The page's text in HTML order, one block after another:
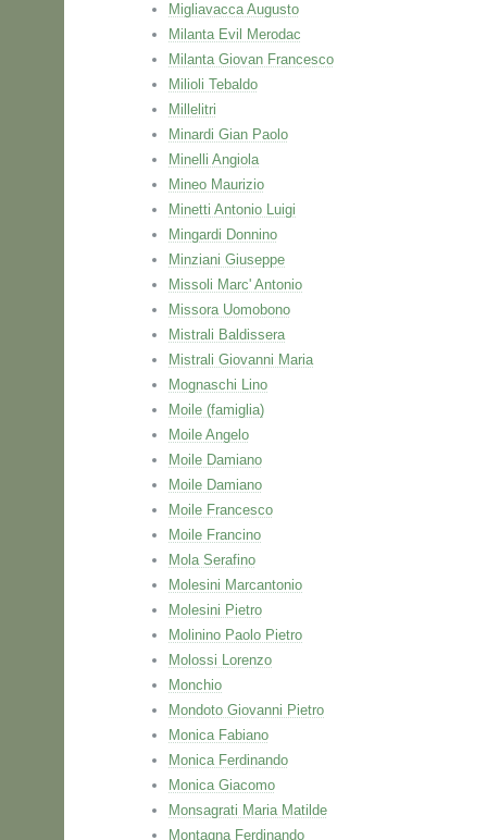
Migliavacca Augusto
Milanta Evil Merodac
Milanta Giovan Francesco
Milioli Tebaldo
Millelitri
Minardi Gian Paolo
Minelli Angiola
Mineo Maurizio
Minetti Antonio Luigi
Mingardi Donnino
Minziani Giuseppe
Missoli Marc' Antonio
Missora Uomobono
Mistrali Baldissera
Mistrali Giovanni Maria
Mognaschi Lino
Moile (famiglia)
Moile Angelo
Moile Damiano
Moile Damiano
Moile Francesco
Moile Francino
Mola Serafino
Molesini Marcantonio
Molesini Pietro
Molinino Paolo Pietro
Molossi Lorenzo
Monchio
Mondoto Giovanni Pietro
Monica Fabiano
Monica Ferdinando
Monica Giacomo
Monsagrati Maria Matilde
Montagna Ferdinando